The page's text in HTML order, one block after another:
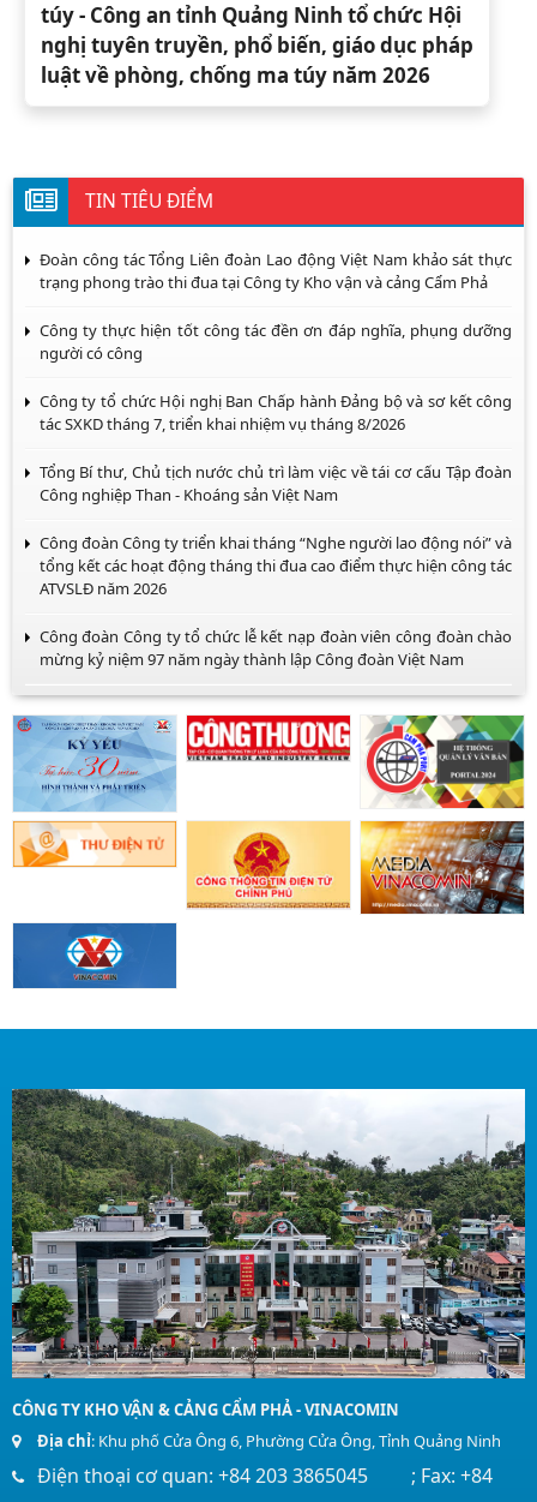
túy - Công an tỉnh Quảng Ninh tổ chức Hội
nghị tuyên truyền, phổ biến, giáo dục pháp
luật về phòng, chống ma túy năm 2026
TIN TIÊU ĐIỂM
Đoàn công tác Tổng Liên đoàn Lao động Việt Nam khảo sát thực
trạng phong trào thi đua tại Công ty Kho vận và cảng Cẩm Phả
Công ty thực hiện tốt công tác đền ơn đáp nghĩa, phụng dưỡng
người có công
Công ty tổ chức Hội nghị Ban Chấp hành Đảng bộ và sơ kết công
tác SXKD tháng 7, triển khai nhiệm vụ tháng 8/2026
Tổng Bí thư, Chủ tịch nước chủ trì làm việc về tái cơ cấu Tập đoàn
Công nghiệp Than - Khoáng sản Việt Nam
Công đoàn Công ty triển khai tháng “Nghe người lao động nói” và
tổng kết các hoạt động tháng thi đua cao điểm thực hiện công tác
ATVSLĐ năm 2026
Công đoàn Công ty tổ chức lễ kết nạp đoàn viên công đoàn chào
mừng kỷ niệm 97 năm ngày thành lập Công đoàn Việt Nam
CÔNG TY KHO VẬN & CẢNG CẨM PHẢ - VINACOMIN
Địa chỉ: Khu phố Cửa Ông 6, Phường Cửa Ông, Tỉnh Quảng Ninh
Điện thoại cơ quan: +84 203 3865045 ; Fax: +84